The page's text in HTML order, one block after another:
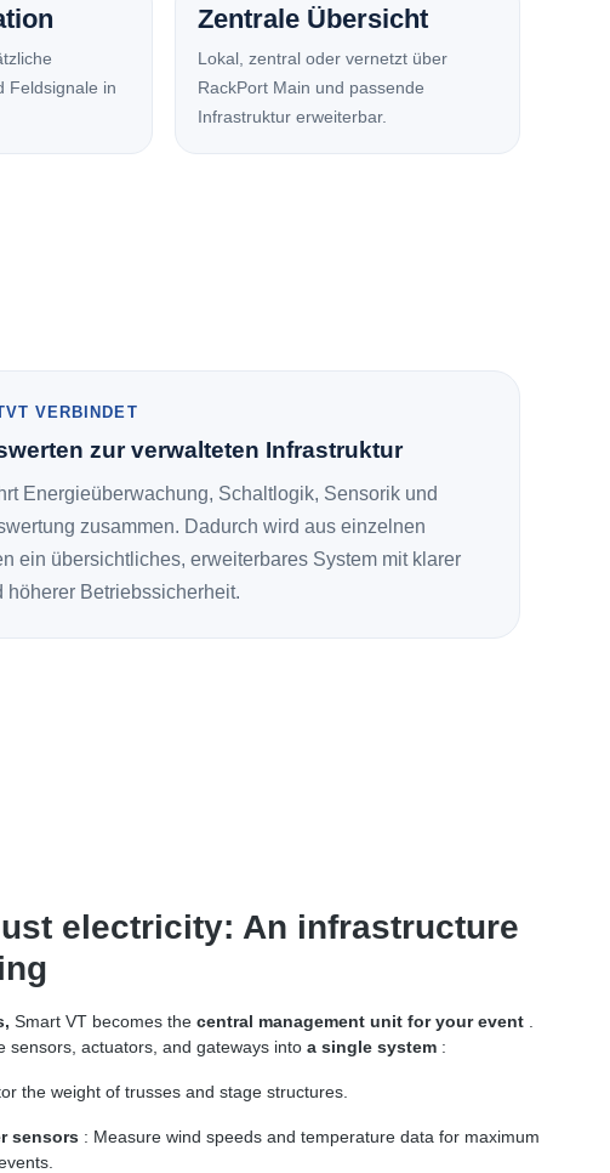
Feldsignale in
Zentrale Übersicht
Lokal, zentral oder vernetzt über
RackPort Main und passende
Infrastruktur erweiterbar.
VERBINDET
zur verwalteten Infrastruktur
Energieüberwachung, Schaltlogik, Sensorik und
zusammen. Dadurch wird aus einzelnen
ein übersichtliches, erweiterbares System mit klarer
höherer Betriebssicherheit.
electricity: An infrastructure
Smart VT becomes the central management unit for your event
sensors, actuators, and gateways into a single system :
the weight of trusses and stage structures.
sensors : Measure wind speeds and temperature data for maximum